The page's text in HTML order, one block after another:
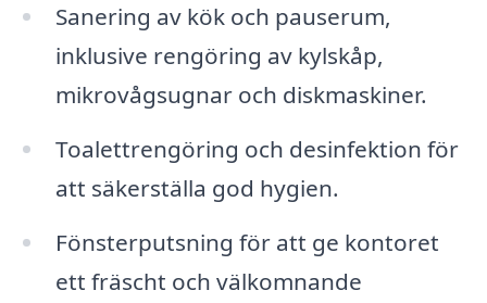
Sanering av kök och pauserum,
inklusive rengöring av kylskåp,
mikrovågsugnar och diskmaskiner.
Toalettrengöring och desinfektion för
att säkerställa god hygien.
Fönsterputsning för att ge kontoret
ett fräscht och välkomnande